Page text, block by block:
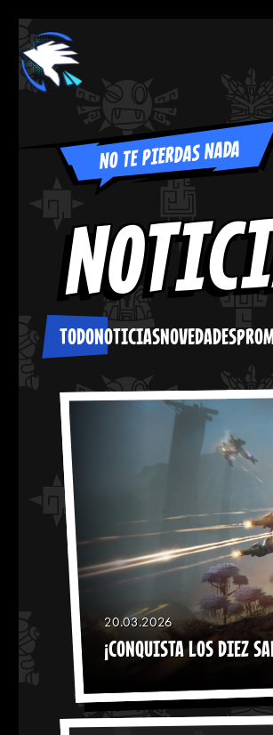
NO TE PIERDAS NADA
TODONOTICIASNOVEDADES
20.03.2026
¡CONQUISTA LOS DIEZ